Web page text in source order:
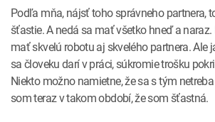
Podľa mňa, nájsť toho správneho partnera,
šťastie. A nedá sa mať všetko hneď a
mať skvelú robotu aj skvelého partnera. Ale
sa človeku darí v práci, súkromie trošku
Niekto možno namietne, že sa s tým
som teraz v takom období, že som šťastná.